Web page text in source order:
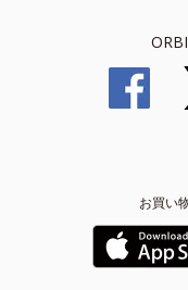
お買い